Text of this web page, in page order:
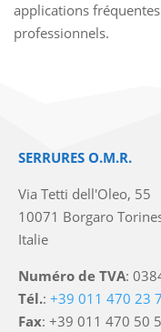
applications
professionnels.
SERRURES O.M.R.
Via Tetti dell'Oleo, 55
10071 Borgaro
Italie
Numéro de TVA:
Tél.:+39 011 470 23
Fax: +39 011 470 50